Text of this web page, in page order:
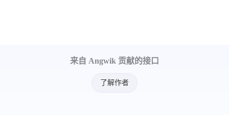
来自 Angwik 贡献的接口
了解作者